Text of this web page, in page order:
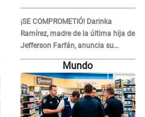
basta con que ella esté bien"
¡SE COMPROMETIÓ! Darinka
Ramírez, madre de la última hija de
Jefferson Farfán, anuncia su
compromiso: "Sí, para siempre"
Mundo